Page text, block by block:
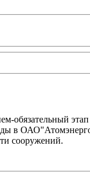
обязательный
в
сооружений.